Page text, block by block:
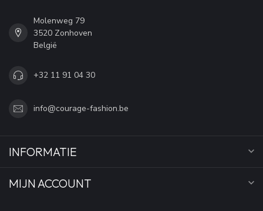
Molenweg 79
3520 Zonhoven
België
+32 11 91 04 30
info@courage-fashion.be
INFORMATIE
MIJN ACCOUNT